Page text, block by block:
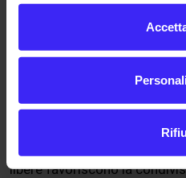
Le trasformazioni della rete
ma anche le
delle aziende emergono
lavoratori, spesso
intranet(rete informatica
esclusivamente ai dipendenti
libere favoriscono la